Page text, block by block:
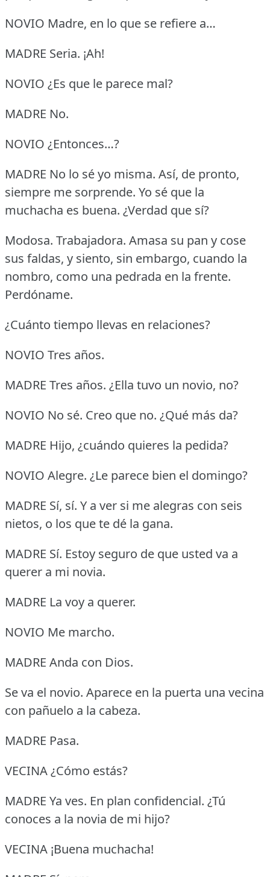
NOVIO Madre, en lo que se refiere a…
MADRE Seria. ¡Ah!
NOVIO ¿Es que le parece mal?
MADRE No.
NOVIO ¿Entonces…?
MADRE No lo sé yo misma. Así, de pronto,
siempre me sorprende. Yo sé que la
muchacha es buena. ¿Verdad que sí?
Modosa. Trabajadora. Amasa su pan y cose
sus faldas, y siento, sin embargo, cuando la
nombro, como una pedrada en la frente.
Perdóname.
¿Cuánto tiempo llevas en relaciones?
NOVIO Tres años.
MADRE Tres años. ¿Ella tuvo un novio, no?
NOVIO No sé. Creo que no. ¿Qué más da?
MADRE Hijo, ¿cuándo quieres la pedida?
NOVIO Alegre. ¿Le parece bien el domingo?
MADRE Sí, sí. Y a ver si me alegras con seis
nietos, o los que te dé la gana.
MADRE Sí. Estoy seguro de que usted va a
querer a mi novia.
MADRE La voy a querer.
NOVIO Me marcho.
MADRE Anda con Dios.
Se va el novio. Aparece en la puerta una vecina
con pañuelo a la cabeza.
MADRE Pasa.
VECINA ¿Cómo estás?
MADRE Ya ves. En plan confidencial. ¿Tú
conoces a la novia de mi hijo?
VECINA ¡Buena muchacha!